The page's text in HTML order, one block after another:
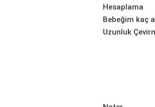
Hesaplama
Bebeğim kaç
Uzunluk